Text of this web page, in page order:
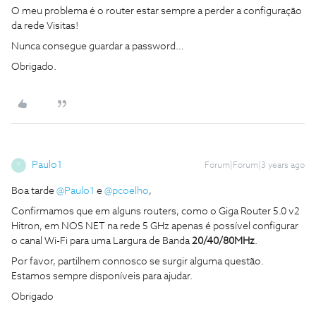
O meu problema é o router estar sempre a perder a configuração
da rede Visitas!
Nunca consegue guardar a password…
Obrigado.
P Paulo1 Forum|Forum|3 years ago
Boa tarde @Paulo1 e @pcoelho,
Confirmamos que em alguns routers, como o Giga Router 5.0 v2
Hitron, em NOS NET na rede 5 GHz apenas é possível configurar
o canal Wi-Fi para uma Largura de Banda 20/40/80MHz
Por favor, partilhem connosco se surgir alguma questão.
Estamos sempre disponíveis para ajudar.
Obrigado